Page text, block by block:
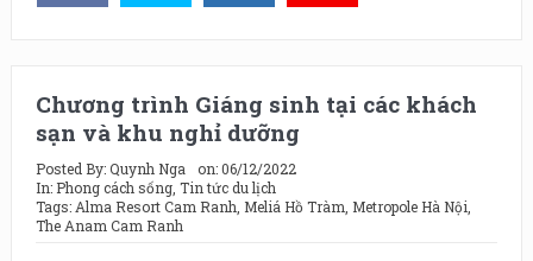
Chương trình Giáng sinh tại các khách
sạn và khu nghỉ dưỡng
Posted By:Quynh Nga on:06/12/2022
In: Phong cách sống, Tin tức du lịch
Tags: Alma Resort Cam Ranh Meliá Hồ Tràm Metropole Hà Nội
The Anam Cam Ranh